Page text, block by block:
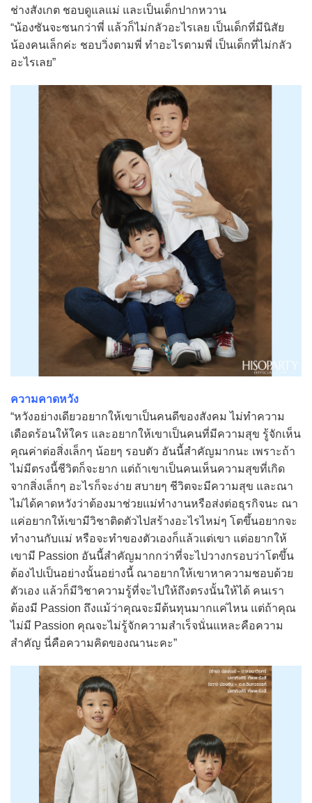
ช่างสังเกต ชอบดูแลแม่ และเป็นเด็กปากหวาน
“น้องซันจะซนกว่าพี่ แล้วก็ไม่กลัวอะไรเลย เป็นเด็กที่มีนิสัย
น้องคนเล็กค่ะ ชอบวิ่งตามพี่ ทำอะไรตามพี่ เป็นเด็กที่ไม่กลัว
อะไรเลย”
ความคาดหวัง
“หวังอย่างเดียวอยากให้เขาเป็นคนดีของสังคม ไม่ทำความ
เดือดร้อนให้ใคร และอยากให้เขาเป็นคนที่มีความสุข รู้จักเห็น
คุณค่าต่อสิ่งเล็กๆ น้อยๆ รอบตัว อันนี้สำคัญมากนะ เพราะถ้า
ไม่มีตรงนี้ชีวิตก็จะยาก แต่ถ้าเขาเป็นคนเห็นความสุขที่เกิด
จากสิ่งเล็กๆ อะไรก็จะง่าย สบายๆ ชีวิตจะมีความสุข และณา
ไม่ได้คาดหวังว่าต้องมาช่วยแม่ทำงานหรือส่งต่อธุรกิจนะ ณา
แค่อยากให้เขามีวิชาติดตัวไปสร้างอะไรไหม่ๆ โตขึ้นอยากจะ
ทำงานกับแม่ หรือจะทำของตัวเองก็แล้วแต่เขา แต่อยากให้
เขามี Passion อันนี้สำคัญมากกว่าที่จะไปวางกรอบว่าโตขึ้น
ต้องไปเป็นอย่างนั้นอย่างนี้ ณาอยากให้เขาหาความชอบด้วย
ตัวเอง แล้วก็มีวิชาความรู้ที่จะไปให้ถึงตรงนั้นให้ได้ คนเรา
ต้องมี Passion ถึงแม้ว่าคุณจะมีต้นทุนมากแค่ไหน แต่ถ้าคุณ
ไม่มี Passion คุณจะไม่รู้จักความสำเร็จนั่นแหละคือความ
สำคัญ นี่คือความคิดของณานะคะ”